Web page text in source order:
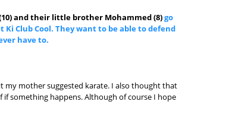
and their little brother Mohammed (8)go
Club Cool. They want to be able to defend
have to.
my mother suggested karate. I also thought that
if something happens. Although of course I hope